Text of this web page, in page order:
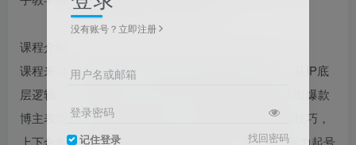
课程介绍：
课程来自小乔老师的2026AI新模式短视频IP训练营。从IP底
层逻辑、高价值定位、素人起号全流程拆解，教你练出爆款
博主表现力。吃透爆款文案公式，掌握实拍剪辑全套技巧，
上下合集精讲AI生成爆款文案与视频实操。揭秘3天暴力起号
没有账号？立即注册
用户名或邮箱
登录密码
记住登录 找回密码